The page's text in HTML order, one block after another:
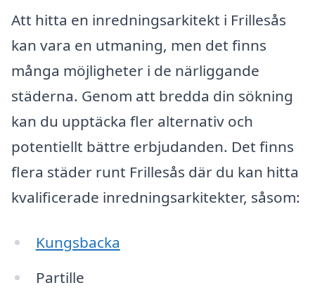
Att hitta en inredningsarkitekt i Frillesås
kan vara en utmaning, men det finns
många möjligheter i de närliggande
städerna. Genom att bredda din sökning
kan du upptäcka fler alternativ och
potentiellt bättre erbjudanden. Det finns
flera städer runt Frillesås där du kan hitta
kvalificerade inredningsarkitekter, såsom:
Kungsbacka
Partille